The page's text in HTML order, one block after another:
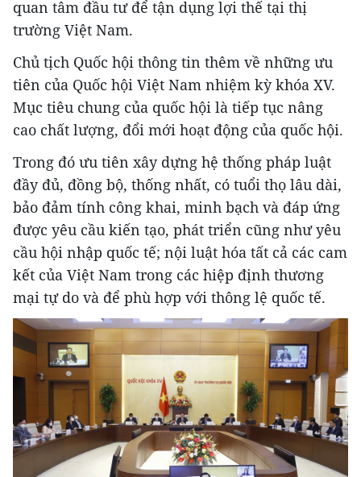
quan tâm đầu tư để tận dụng lợi thế tại thị
trường Việt Nam.
Chủ tịch Quốc hội thông tin thêm về những ưu
tiên của Quốc hội Việt Nam nhiệm kỳ khóa XV.
Mục tiêu chung của quốc hội là tiếp tục nâng
cao chất lượng, đổi mới hoạt động của quốc hội.
Trong đó ưu tiên xây dựng hệ thống pháp luật
đầy đủ, đồng bộ, thống nhất, có tuổi thọ lâu dài,
bảo đảm tính công khai, minh bạch và đáp ứng
được yêu cầu kiến tạo, phát triển cũng như yêu
cầu hội nhập quốc tế; nội luật hóa tất cả các cam
kết của Việt Nam trong các hiệp định thương
mại tự do và để phù hợp với thông lệ quốc tế.